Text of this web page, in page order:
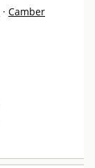
· Camber